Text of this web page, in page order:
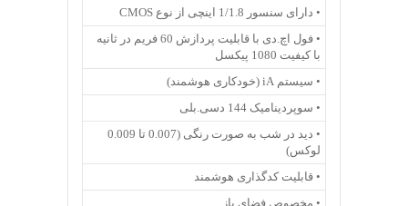
• دارای سنسور 1/1.8 اینچی از نوع CMOS
• فول اچ.دی با قابلیت پردازش 60 فریم در ثانیه
با کیفیت 1080 پیکسل
• سیستم iA (خودکاری هوشمند)
• سوپردینامیک 144 دسی.بلی
• دید در شب به صورت رنگی (0.007 تا 0.009
لوکس)
• قابلیت کدگذاری هوشمند
• مخصوص فضای باز